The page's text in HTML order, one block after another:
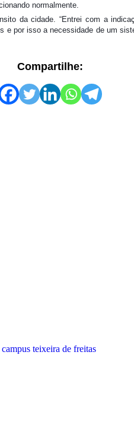
normalmente.
da cidade. “Entrei com a
e por isso a necessidade de um
Compartilhe: